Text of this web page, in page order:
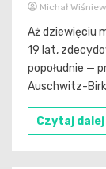
Michał
Aż dziewięciu
19 lat,
popołudnie —
Auschwitz-
Czytaj dalej